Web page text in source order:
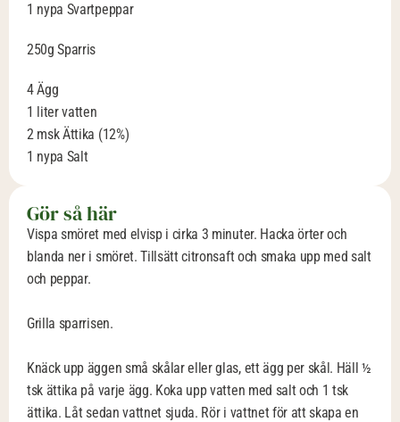
1 nypa Svartpeppar
250g Sparris
4 Ägg
1 liter vatten
2 msk Ättika (12%)
1 nypa Salt
Gör så här
Vispa smöret med elvisp i cirka 3 minuter. Hacka örter och
blanda ner i smöret. Tillsätt citronsaft och smaka upp med salt
och peppar.
Grilla sparrisen.
Knäck upp äggen små skålar eller glas, ett ägg per skål. Häll ½
tsk ättika på varje ägg. Koka upp vatten med salt och 1 tsk
ättika. Låt sedan vattnet sjuda. Rör i vattnet för att skapa en